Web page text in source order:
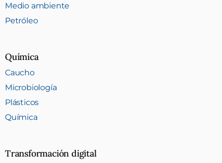
Medio ambiente
Petróleo
Química
Caucho
Microbiología
Plásticos
Química
Transformación digital